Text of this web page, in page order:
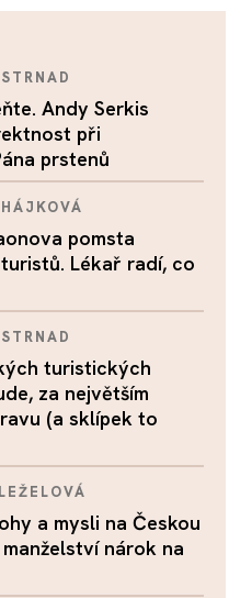
Andy Serkis
při
prstenů
pomsta
Lékař radí, co
turistických
za největším
(a sklípek to
a mysli na Českou
nárok na